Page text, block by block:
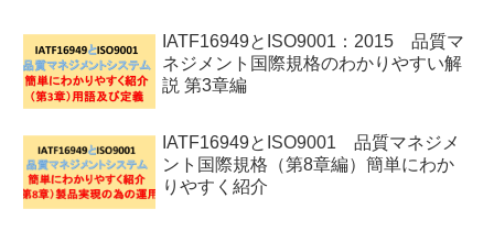
IATF16949とISO9001：2015 品質マ
ネジメント国際規格のわかりやすい解
説 第3章編
IATF16949とISO9001 品質マネジメ
ント国際規格（第8章編）簡単にわか
りやすく紹介